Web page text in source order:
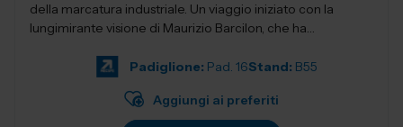
della marcatura industriale. Un viaggio iniziato con la
lungimirante visione di Maurizio Barcilon, che ha
Padiglione: Pad. 16Stand: B55
Aggiungi ai preferiti